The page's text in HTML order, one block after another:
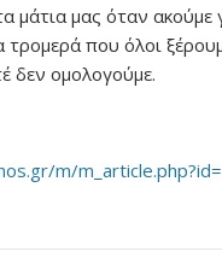
μάτια μας όταν ακούμε
τρομερά που όλοι
δεν ομολογούμε.
m/